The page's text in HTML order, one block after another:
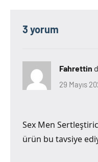
3 yorum
Fahrettin
29 Mayıs
Sex Men
ürün bu tavsiye